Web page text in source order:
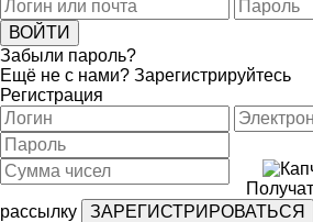
Забыли пароль?
Ещё не с нами? Зарегистрируйтесь
Регистрация
рассылку